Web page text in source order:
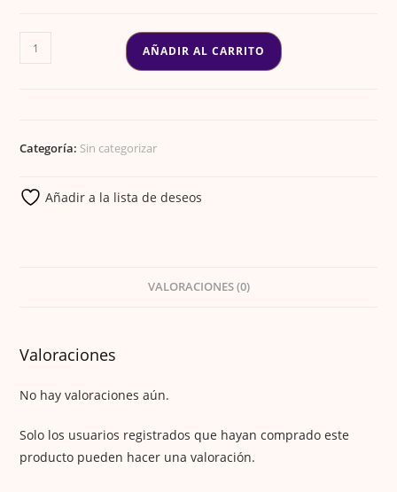
SOPORTE
PARA
AÑADIR AL CARRITO
Categoría: Sin categorizar
Añadir a la lista de deseos
VALORACIONES (0)
Valoraciones
No hay valoraciones aún.
Solo los usuarios registrados que hayan comprado este
producto pueden hacer una valoración.